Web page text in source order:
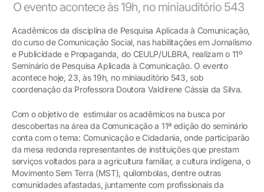
O evento acontece às 19h, no miniauditório 543
Acadêmicos da disciplina de Pesquisa Aplicada à Comunicação,
do curso de Comunicação Social, nas habilitações em Jornalismo
e Publicidade e Propaganda, do CEULP/ULBRA, realizam o 11º
Seminário de Pesquisa Aplicada à Comunicação. O evento
acontece hoje, 23, às 19h, no miniauditório 543, sob
coordenação da Professora Doutora Valdirene Cássia da Silva.
Com o objetivo de estimular os acadêmicos na busca por
descobertas na área da Comunicação a 11ª edição do seminário
conta com o tema: Comunicação e Cidadania, onde participarão
da mesa redonda representantes de instituições que prestam
serviços voltados para a agricultura familiar, a cultura indígena, o
Movimento Sem Terra (MST), quilombolas, dentre outras
comunidades afastadas, juntamente com profissionais da